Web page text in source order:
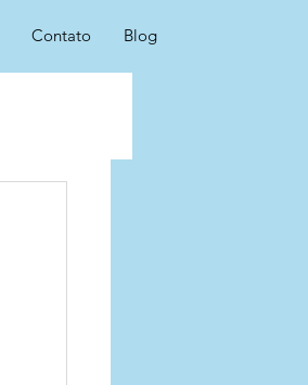
Contato Blog